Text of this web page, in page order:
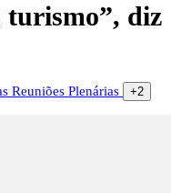
turismo”, diz
Reuniões Plenárias +2